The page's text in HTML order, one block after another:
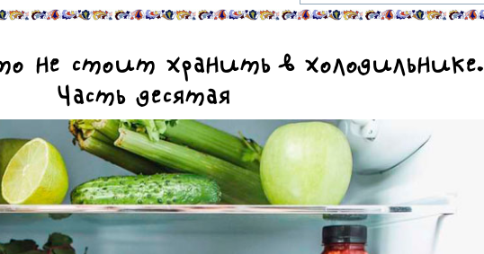
не стоит хранить в холодильнике.
Часть десятая